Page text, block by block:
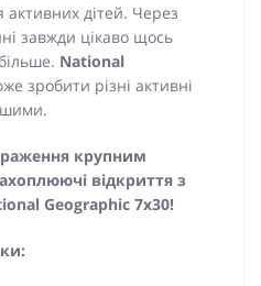
дітей. Через
завжди цікаво щось
National
зробити різні активні
крупним
відкриття з
Geographic 7x30!